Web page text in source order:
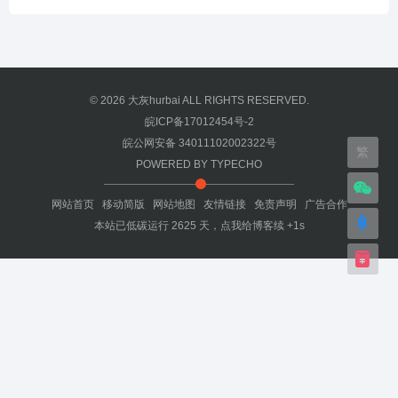
© 2026 大灰hurbai ALL RIGHTS RESERVED.
皖ICP备17012454号-2
皖公网安备 34011102002322号
POWERED BY TYPECHO
网站首页 移动简版 网站地图 友情链接 免责声明
广告合作
本站已低碳运行2625 天， 点我给博客续 +1s
繁